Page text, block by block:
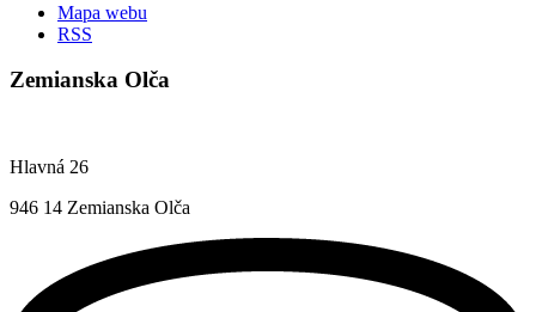
Mapa webu
RSS
Zemianska Olča
Hlavná 26
946 14 Zemianska Olča